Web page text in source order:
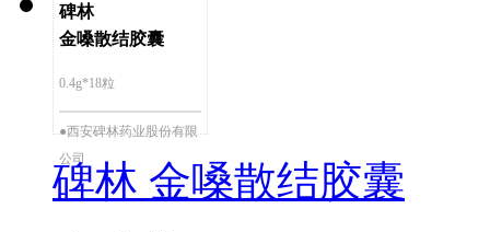
碑林
金嗓散结胶囊
0.4g*18粒
●西安碑林药业股份有限
公司
碑林 金嗓散结胶囊